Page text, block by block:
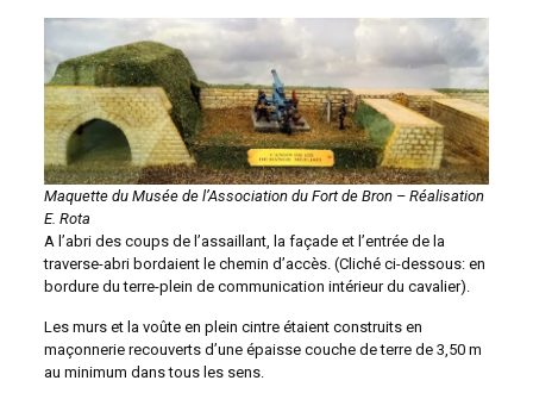
Maquette du Musée de l’Association du Fort de Bron – Réalisation
E. Rota
A l’abri des coups de l’assaillant, la façade et l’entrée de la
traverse-abri bordaient le chemin d’accès. (Cliché ci-dessous: en
bordure du terre-plein de communication intérieur du cavalier).
Les murs et la voûte en plein cintre étaient construits en
maçonnerie recouverts d’une épaisse couche de terre de 3,50 m
au minimum dans tous les sens.